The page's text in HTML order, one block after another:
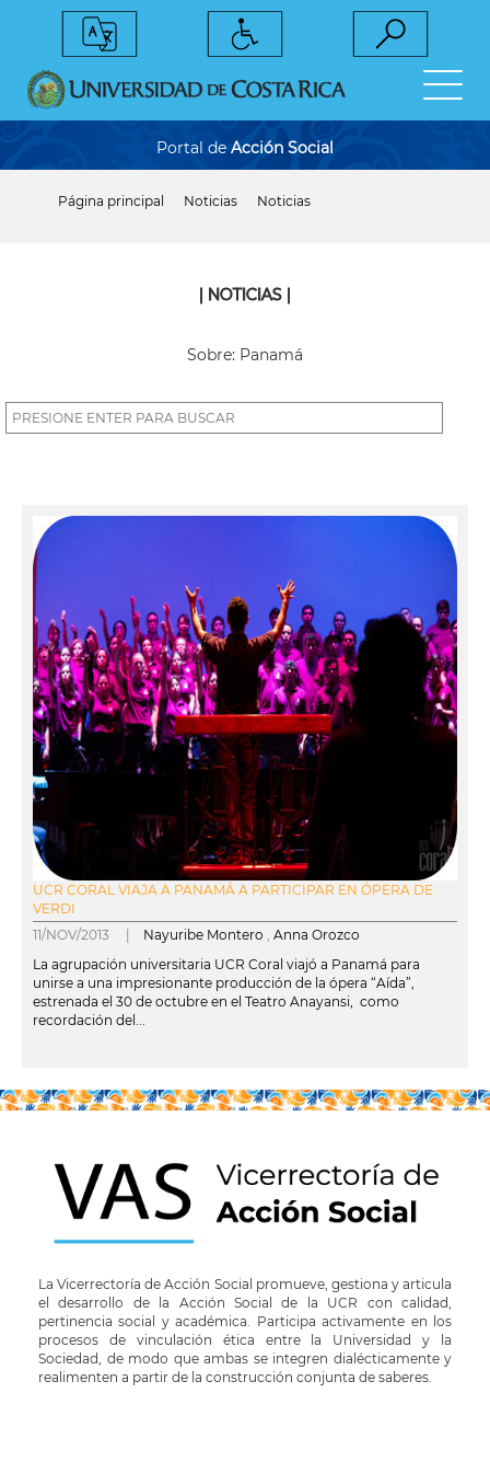
Portal de Acción Social
Página principal Noticias Noticias
| NOTICIAS |
Sobre: Panamá
UCR CORAL VIAJA A PANAMÁ A PARTICIPAR EN ÓPERA DE
VERDI
11/NOV/2013 | Nayuribe Montero
Anna Orozco
La agrupación universitaria UCR Coral viajó a Panamá para
unirse a una impresionante producción de la ópera “Aída”,
estrenada el 30 de octubre en el Teatro Anayansi, como
recordación del...
La Vicerrectoría de Acción Social promueve, gestiona y articula
el desarrollo de la Acción Social de la UCR con calidad,
pertinencia social y académica. Participa activamente en los
procesos de vinculación ética entre la Universidad y la
Sociedad, de modo que ambas se integren dialécticamente y
realimenten a partir de la construcción conjunta de saberes.